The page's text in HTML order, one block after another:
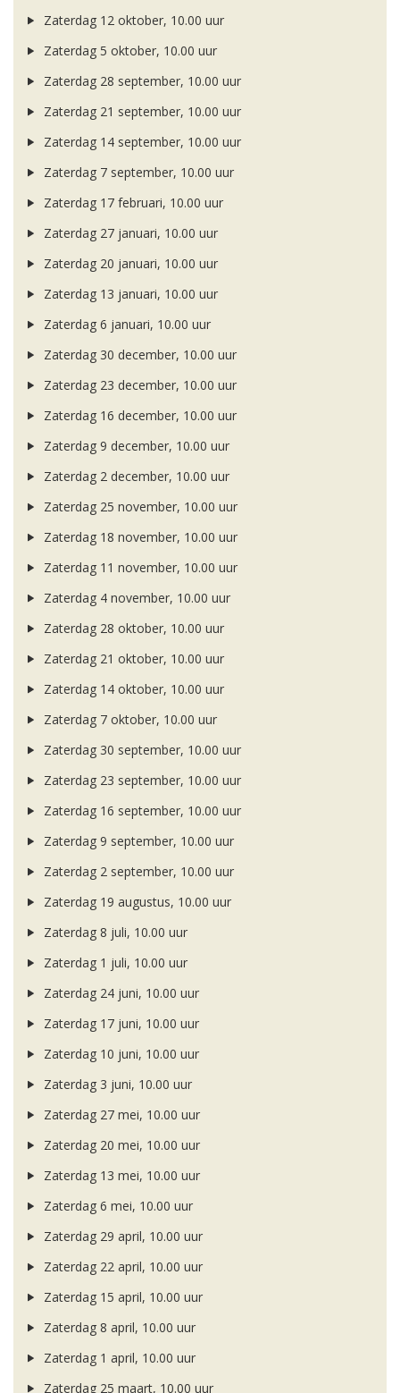
Zaterdag 12 oktober, 10.00 uur
Zaterdag 5 oktober, 10.00 uur
Zaterdag 28 september, 10.00 uur
Zaterdag 21 september, 10.00 uur
Zaterdag 14 september, 10.00 uur
Zaterdag 7 september, 10.00 uur
Zaterdag 17 februari, 10.00 uur
Zaterdag 27 januari, 10.00 uur
Zaterdag 20 januari, 10.00 uur
Zaterdag 13 januari, 10.00 uur
Zaterdag 6 januari, 10.00 uur
Zaterdag 30 december, 10.00 uur
Zaterdag 23 december, 10.00 uur
Zaterdag 16 december, 10.00 uur
Zaterdag 9 december, 10.00 uur
Zaterdag 2 december, 10.00 uur
Zaterdag 25 november, 10.00 uur
Zaterdag 18 november, 10.00 uur
Zaterdag 11 november, 10.00 uur
Zaterdag 4 november, 10.00 uur
Zaterdag 28 oktober, 10.00 uur
Zaterdag 21 oktober, 10.00 uur
Zaterdag 14 oktober, 10.00 uur
Zaterdag 7 oktober, 10.00 uur
Zaterdag 30 september, 10.00 uur
Zaterdag 23 september, 10.00 uur
Zaterdag 16 september, 10.00 uur
Zaterdag 9 september, 10.00 uur
Zaterdag 2 september, 10.00 uur
Zaterdag 19 augustus, 10.00 uur
Zaterdag 8 juli, 10.00 uur
Zaterdag 1 juli, 10.00 uur
Zaterdag 24 juni, 10.00 uur
Zaterdag 17 juni, 10.00 uur
Zaterdag 10 juni, 10.00 uur
Zaterdag 3 juni, 10.00 uur
Zaterdag 27 mei, 10.00 uur
Zaterdag 20 mei, 10.00 uur
Zaterdag 13 mei, 10.00 uur
Zaterdag 6 mei, 10.00 uur
Zaterdag 29 april, 10.00 uur
Zaterdag 22 april, 10.00 uur
Zaterdag 15 april, 10.00 uur
Zaterdag 8 april, 10.00 uur
Zaterdag 1 april, 10.00 uur
Zaterdag 25 maart, 10.00 uur